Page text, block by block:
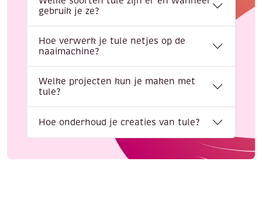
gebruik je ze?
Hoe verwerk je tule netjes op de
naaimachine?
Welke projecten kun je maken met
tule?
Hoe onderhoud je creaties van tule?